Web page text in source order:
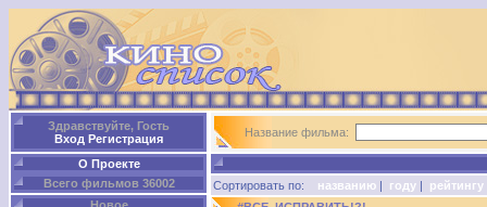
Здравствуйте, Гость
Вход Регистрация
О Проекте
Всего фильмов 36002
Название фильма:
Сортировать по: названию | году | рейтингу